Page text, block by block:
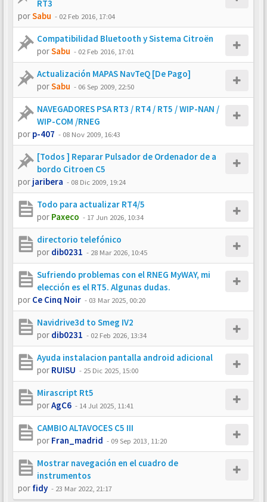
RT3
porSabu - 02 Feb 2016, 17:04
Compatibilidad Bluetooth y Sistema Citroën
porSabu - 02 Feb 2016, 17:01
Actualización MAPAS NavTeQ [De Pago]
porSabu - 06 Sep 2009, 22:50
NAVEGADORES PSA RT3 / RT4 / RT5 / WIP-NAN /
WIP-COM /RNEG
por p-407 - 08 Nov 2009, 16:43
[Todos ] Reparar Pulsador de Ordenador de a
bordo Citroen C5
por jaribera - 08 Dic 2009, 19:24
Todo para actualizar RT4/5
por Paxeco - 17 Jun 2026, 10:34
directorio telefónico
por dib0231 - 28 Mar 2026, 10:45
Sufriendo problemas con el RNEG MyWAY, mi
elección es el RT5. Algunas dudas.
por Ce Cinq Noir - 03 Mar 2025, 00:20
Navidrive3d to Smeg IV2
por dib0231 - 02 Feb 2026, 13:34
Ayuda instalacion pantalla android adicional
por RUISU - 25 Dic 2025, 15:00
Mirascript Rt5
porAgC6 - 14 Jul 2025, 11:41
CAMBIO ALTAVOCES C5 III
por Fran_madrid - 09 Sep 2013, 11:20
Mostrar navegación en el cuadro de
instrumentos
por fidy - 23 Mar 2022, 21:17